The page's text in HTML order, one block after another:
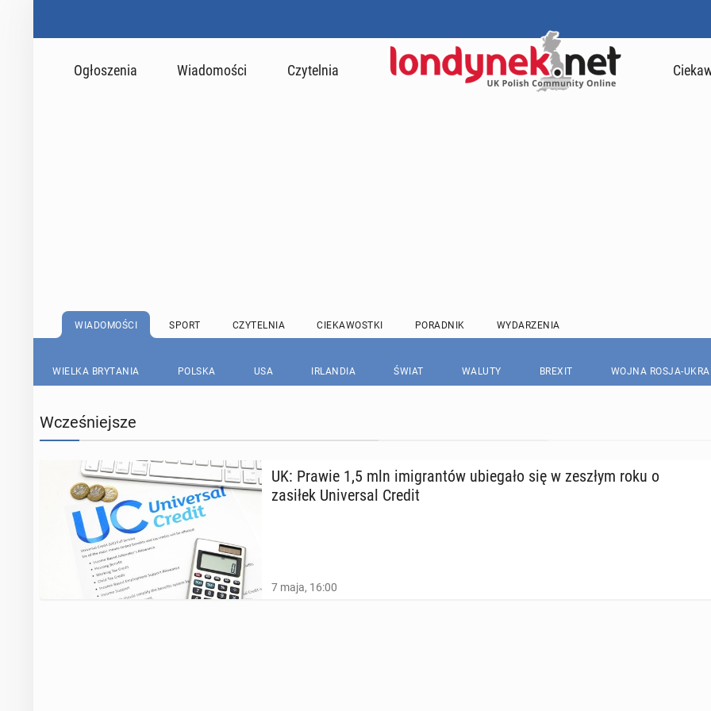
Ogłoszenia Wiadomości Czytelnia
WIADOMOŚCI SPORT CZYTELNIA CIEKAWOSTKI PORADNIK WYDARZENIA
WIELKA BRYTANIA POLSKA USA IRLANDIA ŚWIAT WALUTY BREXIT WOJNA ROSJA-
Wcześniejsze
UK: Prawie 1,5 mln imi­gran­tów ubie­ga­ło się w zeszłym roku o
zasiłek Uni­ver­sal Credit
7 maja, 16:00